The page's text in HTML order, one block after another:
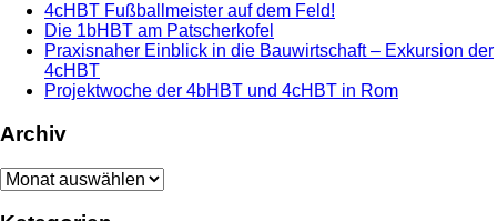
4cHBT Fußballmeister auf dem Feld!
Die 1bHBT am Patscherkofel
Praxisnaher Einblick in die Bauwirtschaft – Exkursion der
4cHBT
Projektwoche der 4bHBT und 4cHBT in Rom
Archiv
Archiv